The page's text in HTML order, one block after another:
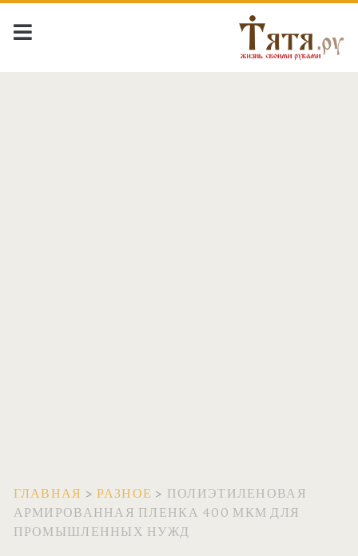
ГЛАВНАЯ >РАЗНОЕ > ПОЛИЭТИЛЕНОВАЯ
АРМИРОВАННАЯ ПЛЕНКА 400 МКМ ДЛЯ
ПРОМЫШЛЕННЫХ НУЖД